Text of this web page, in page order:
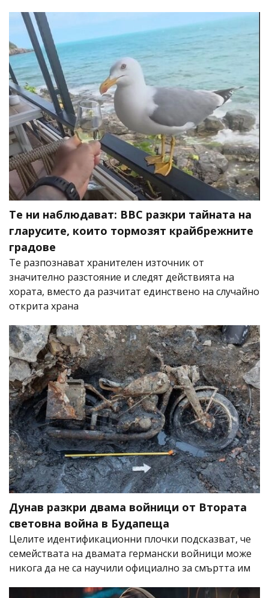
Те ни наблюдават: BBC разкри тайната на
гларусите, които тормозят крайбрежните
градове
Те разпознават хранителен източник от
значително разстояние и следят действията на
хората, вместо да разчитат единствено на случайно
открита храна
Дунав разкри двама войници от Втората
световна война в Будапеща
Целите идентификационни плочки подсказват, че
семействата на двамата германски войници може
никога да не са научили официално за смъртта им